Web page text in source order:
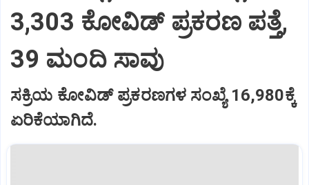
3,303 ಕೋವಿಡ್ ಪ್ರಕರಣ ಪತ್ತೆ,
39 ಮಂದಿ ಸಾವು
ಸಕ್ರಿಯ ಕೋವಿಡ್ ಪ್ರಕರಣಗಳ ಸಂಖ್ಯೆ 16,980ಕ್ಕೆ
ಏರಿಕೆಯಾಗಿದೆ.